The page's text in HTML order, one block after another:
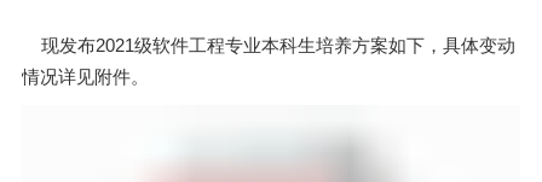
现发布2021级软件工程专业本科生培养方案如下，具体变动
情况详见附件。